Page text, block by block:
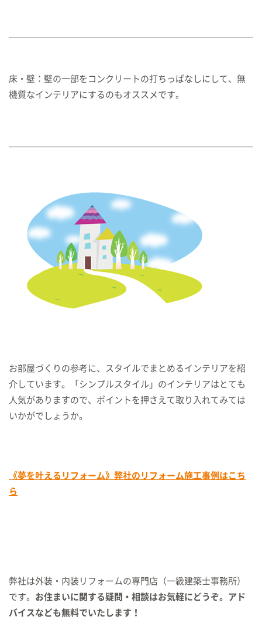
床・壁：壁の一部をコンクリートの打ちっぱなしにして、無
機質なインテリアにするのもオススメです。
お部屋づくりの参考に、スタイルでまとめるインテリアを紹
介しています。「シンプルスタイル」のインテリアはとても
人気がありますので、ポイントを押さえて取り入れてみては
いかがでしょうか。
《夢を叶えるリフォーム》弊社のリフォーム施工事例はこち
ら
弊社は外装・内装リフォームの専門店（一級建築士事務所）
です。 お住まいに関する疑問・相談はお気軽にどうぞ。アド
バイスなども無料でいたします！